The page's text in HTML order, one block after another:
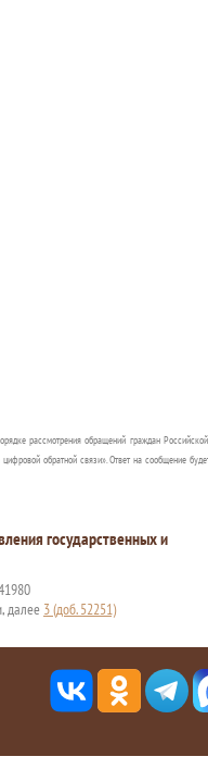
рассмотрения обращений граждан
обратной связи». Ответ на сообщение
государственных и
далее 3 (доб. 52251)